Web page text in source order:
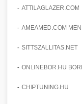
- ATTILAGLAZER.COM
- AMEAMED.COM
- SITTSZALLITAS.NET
- ONLINEBOR.HU
- CHIPTUNING.HU